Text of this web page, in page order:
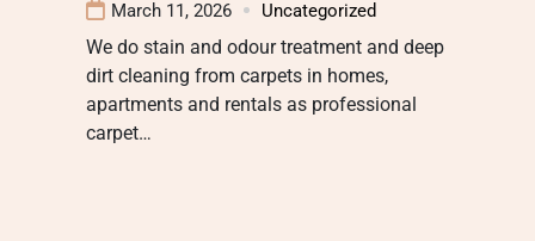
March 11, 2026 Uncategorized
We do stain and odour treatment and deep
dirt cleaning from carpets in homes,
apartments and rentals as professional
carpet…